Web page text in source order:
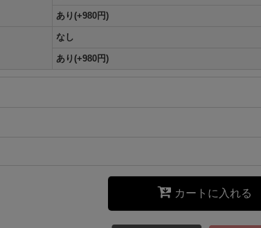
あり(+980円)
なし
あり(+980円)
カートに入れる